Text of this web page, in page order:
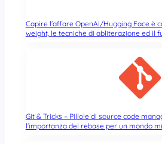
Capire l’affare OpenAI/Hugging Face è
weight, le tecniche di abliterazione ed il
Git & Tricks – Pillole di source code
l’importanza del rebase per un mondo